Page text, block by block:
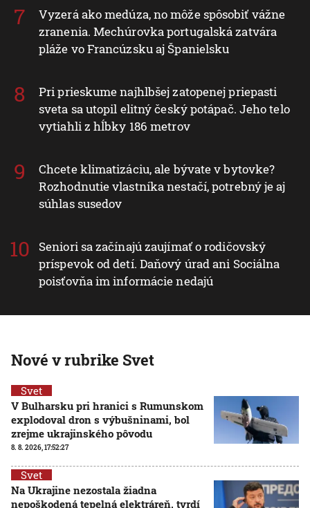
Vyzerá ako medúza, no môže spôsobiť vážne
zranenia. Mechúrovka portugalská zatvára
pláže vo Francúzsku aj Španielsku
Pri prieskume najhlbšej zatopenej priepasti
sveta sa utopil elitný český potápač. Jeho telo
vytiahli z hĺbky 186 metrov
Chcete klimatizáciu, ale bývate v bytovke?
Rozhodnutie vlastníka nestačí, potrebný je aj
súhlas susedov
Seniori sa začínajú zaujímať o rodičovský
príspevok od detí. Daňový úrad ani Sociálna
poisťovňa im informácie nedajú
Nové v rubrike Svet
Svet
V Bulharsku pri hranici s Rumunskom
explodoval dron s výbušninami, bol
zrejme ukrajinského pôvodu
8. 8. 2026, 17:52:27
Svet
Na Ukrajine nezostala žiadna
nepoškodená tepelná elektráreň, tvrdí